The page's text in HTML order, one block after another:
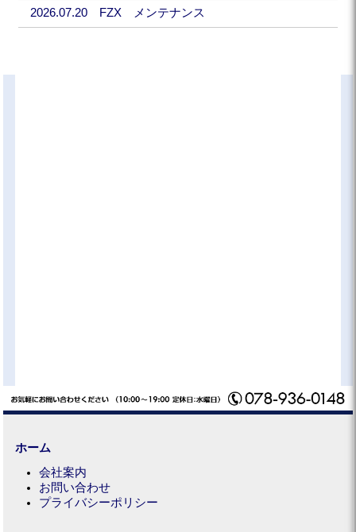
2026.07.20 FZX メンテナンス
ホーム
会社案内
お問い合わせ
プライバシーポリシー